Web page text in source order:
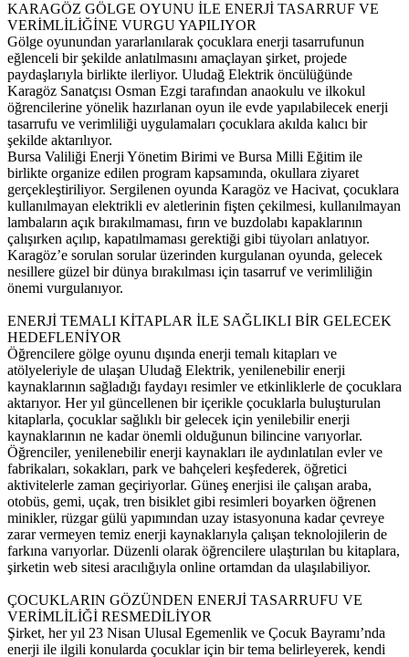
KARAGÖZ GÖLGE OYUNU İLE ENERJİ TASARRUF VE
VERİMLİLİĞİNE VURGU YAPILIYOR
Gölge oyunundan yararlanılarak çocuklara enerji tasarrufunun
eğlenceli bir şekilde anlatılmasını amaçlayan şirket, projede
paydaşlarıyla birlikte ilerliyor. Uludağ Elektrik öncülüğünde
Karagöz Sanatçısı Osman Ezgi tarafından anaokulu ve ilkokul
öğrencilerine yönelik hazırlanan oyun ile evde yapılabilecek enerji
tasarrufu ve verimliliği uygulamaları çocuklara akılda kalıcı bir
şekilde aktarılıyor.
Bursa Valiliği Enerji Yönetim Birimi ve Bursa Milli Eğitim ile
birlikte organize edilen program kapsamında, okullara ziyaret
gerçekleştiriliyor. Sergilenen oyunda Karagöz ve Hacivat, çocuklara
kullanılmayan elektrikli ev aletlerinin fişten çekilmesi, kullanılmayan
lambaların açık bırakılmaması, fırın ve buzdolabı kapaklarının
çalışırken açılıp, kapatılmaması gerektiği gibi tüyoları anlatıyor.
Karagöz’e sorulan sorular üzerinden kurgulanan oyunda, gelecek
nesillere güzel bir dünya bırakılması için tasarruf ve verimliliğin
önemi vurgulanıyor.
ENERJİ TEMALI KİTAPLAR İLE SAĞLIKLI BİR GELECEK
HEDEFLENİYOR
Öğrencilere gölge oyunu dışında enerji temalı kitapları ve
atölyeleriyle de ulaşan Uludağ Elektrik, yenilenebilir enerji
kaynaklarının sağladığı faydayı resimler ve etkinliklerle de çocuklara
aktarıyor. Her yıl güncellenen bir içerikle çocuklarla buluşturulan
kitaplarla, çocuklar sağlıklı bir gelecek için yenilebilir enerji
kaynaklarının ne kadar önemli olduğunun bilincine varıyorlar.
Öğrenciler, yenilenebilir enerji kaynakları ile aydınlatılan evler ve
fabrikaları, sokakları, park ve bahçeleri keşfederek, öğretici
aktivitelerle zaman geçiriyorlar. Güneş enerjisi ile çalışan araba,
otobüs, gemi, uçak, tren bisiklet gibi resimleri boyarken öğrenen
minikler, rüzgar gülü yapımından uzay istasyonuna kadar çevreye
zarar vermeyen temiz enerji kaynaklarıyla çalışan teknolojilerin de
farkına varıyorlar. Düzenli olarak öğrencilere ulaştırılan bu kitaplara,
şirketin web sitesi aracılığıyla online ortamdan da ulaşılabiliyor.
ÇOCUKLARIN GÖZÜNDEN ENERJİ TASARRUFU VE
VERİMLİLİĞİ RESMEDİLİYOR
Şirket, her yıl 23 Nisan Ulusal Egemenlik ve Çocuk Bayramı’nda
enerji ile ilgili konularda çocuklar için bir tema belirleyerek, kendi